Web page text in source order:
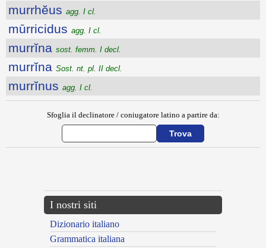
murrhĕus agg. I cl.
mūrricidus agg. I cl.
murrĭna sost. femm. I decl.
murrĭna Sost. nt. pl. II decl.
murrĭnus agg. I cl.
Sfoglia il declinatore / coniugatore latino a partire da:
I nostri siti
Dizionario italiano
Grammatica italiana